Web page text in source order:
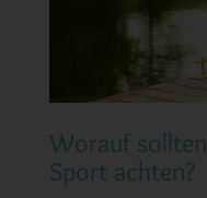
Worauf
Sport achten?